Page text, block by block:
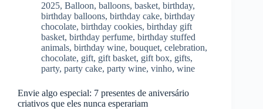
2025, Balloon, balloons, basket, birthday,
birthday balloons, birthday cake, birthday
chocolate, birthday cookies, birthday gift
basket, birthday perfume, birthday stuffed
animals, birthday wine, bouquet, celebration,
chocolate, gift, gift basket, gift box, gifts,
party, party cake, party wine, vinho, wine
Envie algo especial: 7 presentes de aniversário
criativos que eles nunca esperariam